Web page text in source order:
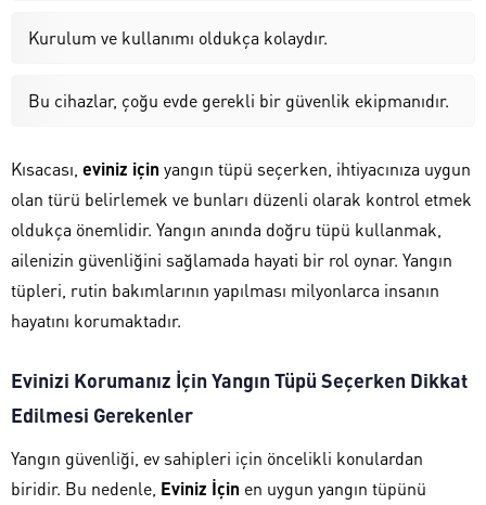
Kurulum ve kullanımı oldukça kolaydır.
Bu cihazlar, çoğu evde gerekli bir güvenlik ekipmanıdır.
Kısacası, eviniz için yangın tüpü seçerken, ihtiyacınıza uygun
olan türü belirlemek ve bunları düzenli olarak kontrol etmek
oldukça önemlidir. Yangın anında doğru tüpü kullanmak,
ailenizin güvenliğini sağlamada hayati bir rol oynar. Yangın
tüpleri, rutin bakımlarının yapılması milyonlarca insanın
hayatını korumaktadır.
Evinizi Korumanız İçin Yangın Tüpü Seçerken Dikkat
Edilmesi Gerekenler
Yangın güvenliği, ev sahipleri için öncelikli konulardan
biridir. Bu nedenle, Eviniz İçin en uygun yangın tüpünü